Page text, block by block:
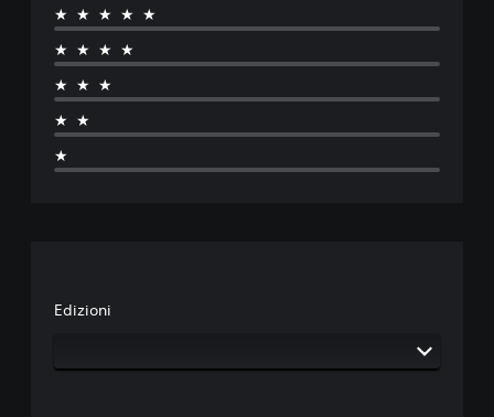
★★★★★
★★★★
★★★
★★
★
Edizioni